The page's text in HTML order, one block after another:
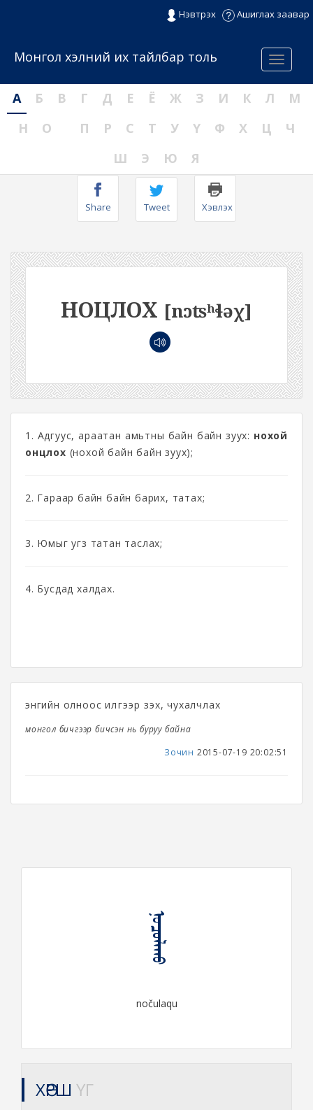
Нэвтрэх Ашиглах заавар
Menu
Монгол хэлний их тайлбар толь
А Б В Г Д Е Ё Ж З И К Л
М
Н
О П Р С Т У Ү Ф Х Ц
Ч
Ш
Э Ю Я
Share Tweet Хэвлэх
НОЦЛОХ [nɔʦʰɬəχ]
1. Адгуус, араатан амьтны байн байн зуух: нохой
онцлох (нохой байн байн зуух);
2. Гараар байн байн барих, татах;
3. Юмыг угз татан таслах;
4. Бусдад халдах.
энгийн олноос илүүгээр үзэх, чухалчлах
монгол бичгээр бичсэн нь буруу байна
Зочин 2015-07-19 20:02:51
ᠨᠣᠴᠤᠯᠠᠬᠤ
nočulaqu
ХӨРШ ҮГ